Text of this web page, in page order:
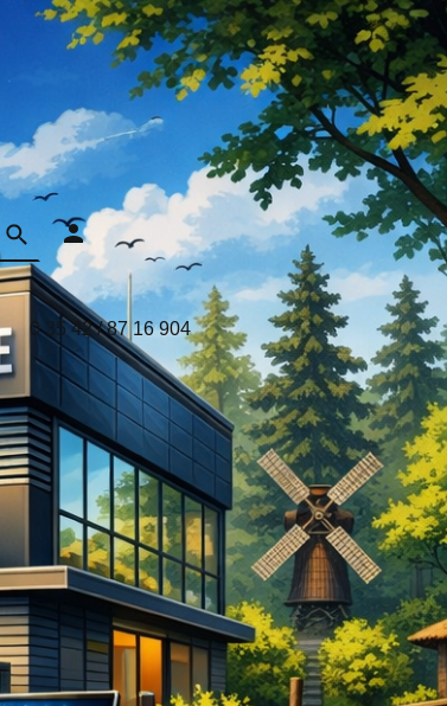
0 35 42 / 87 16 904